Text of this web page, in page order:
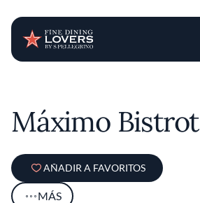
Máximo Bistrot
AÑADIR A FAVORITOS
MÁS